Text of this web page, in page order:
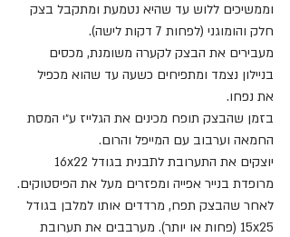
וממשיכים ללוש עד שהיא נטמעת ומתקבל בצק
חלק והומוגני (לפחות 7 דקות לישה).
מעבירים את הבצק לקערה משומנת, מכסים
בניילון נצמד ומתפיחים כשעה עד שהוא מכפיל
את נפחו.
בזמן שהבצק תופח מכינים את הגלייז ע״י המסת
החמאה וערבוב עם המייפל והרום.
מרופדת בנייר אפייה ומפזרים מעל את הפיסטוקים.
לאחר שהבצק תפח, מרדדים אותו למלבן בגודל
15x25 (פחות או יותר). מערבבים את תערובת